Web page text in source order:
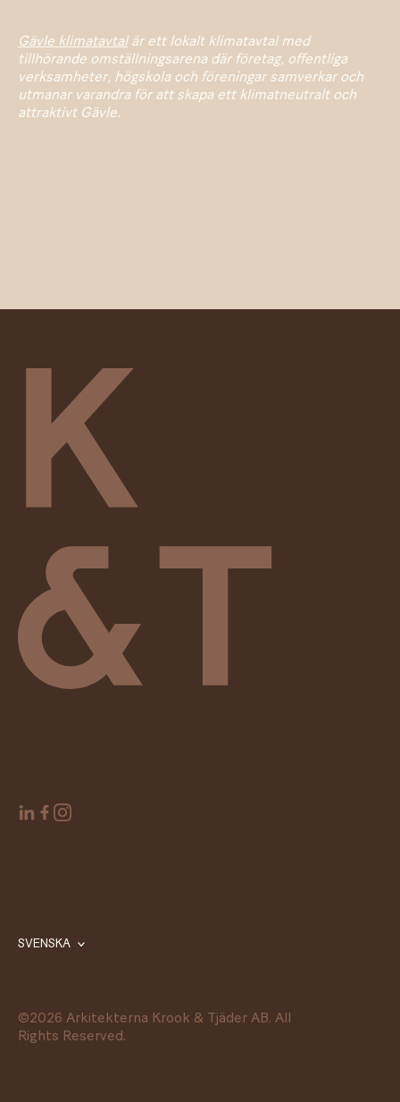
Gävle klimatavtalär ett lokalt klimatavtal med
tillhörande omställningsarena där företag, offentliga
verksamheter, högskola och föreningar samverkar och
utmanar varandra för att skapa ett klimatneutralt och
attraktivt Gävle.
©2026 Arkitekterna Krook & Tjäder AB. All
Rights Reserved.
SVENSKA